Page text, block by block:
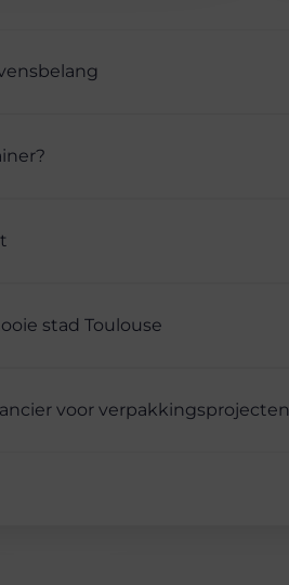
stad Toulouse
voor verpakkingsprojecten